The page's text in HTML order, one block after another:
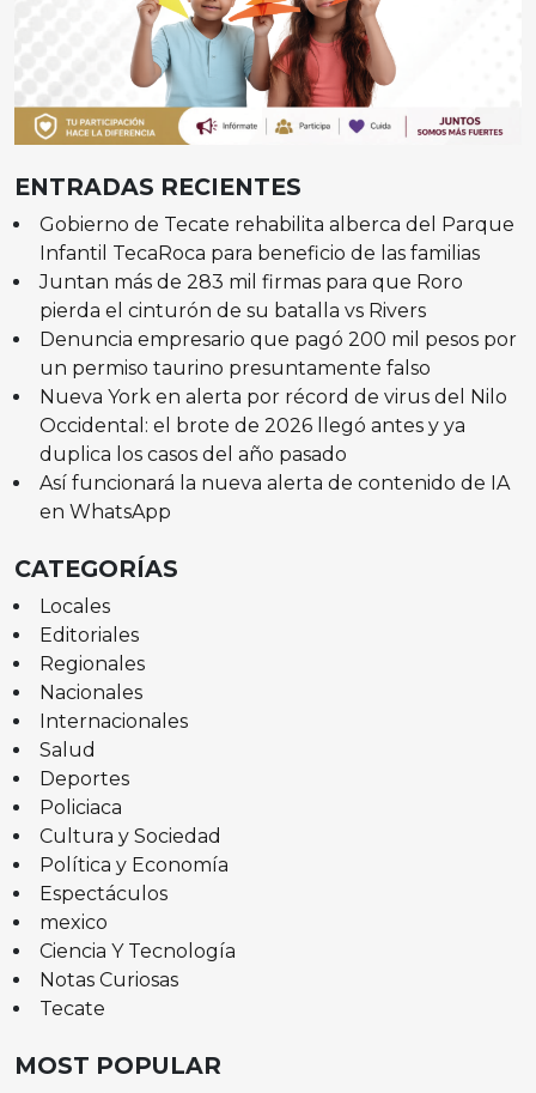
ENTRADAS RECIENTES
Gobierno de Tecate rehabilita alberca del Parque
Infantil TecaRoca para beneficio de las familias
Juntan más de 283 mil firmas para que Roro
pierda el cinturón de su batalla vs Rivers
Denuncia empresario que pagó 200 mil pesos por
un permiso taurino presuntamente falso
Nueva York en alerta por récord de virus del Nilo
Occidental: el brote de 2026 llegó antes y ya
duplica los casos del año pasado
Así funcionará la nueva alerta de contenido de IA
en WhatsApp
CATEGORÍAS
Locales
Editoriales
Regionales
Nacionales
Internacionales
Salud
Deportes
Policiaca
Cultura y Sociedad
Política y Economía
Espectáculos
mexico
Ciencia Y Tecnología
Notas Curiosas
Tecate
MOST POPULAR